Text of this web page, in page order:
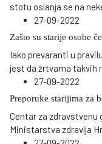
stotu oslanja se na
27-09-2022
Zašto su starije osobe
Iako prevaranti u
jest da žrtvama takvih
27-09-2022
Preporuke starijima za
Centar za
Ministarstva zdravlja